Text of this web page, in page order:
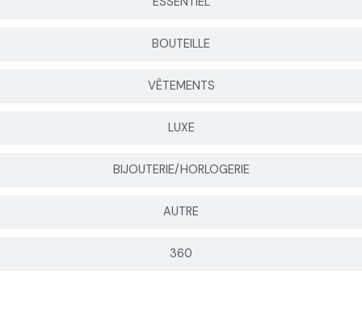
BOUTEILLE
VÊTEMENTS
LUXE
BIJOUTERIE/HORLOGERIE
AUTRE
360